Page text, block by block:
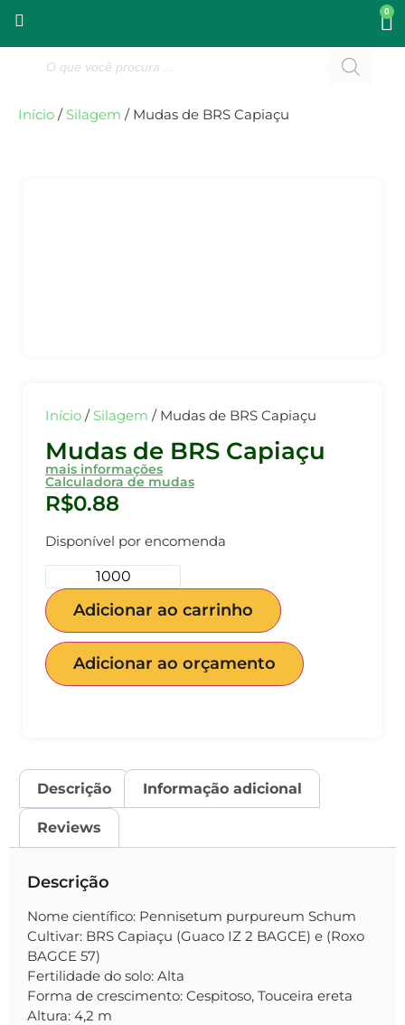
0
Início / Silagem / Mudas de BRS Capiaçu
Início / Silagem / Mudas de BRS Capiaçu
Mudas de BRS Capiaçu
mais informações
Calculadora de mudas
R$0.88
Disponível por encomenda
Adicionar ao carrinho
Adicionar ao orçamento
Descrição Informação adicional
Reviews
Descrição
Nome científico: Pennisetum purpureum Schum
Cultivar: BRS Capiaçu (Guaco IZ 2 BAGCE) e (Roxo
BAGCE 57)
Fertilidade do solo: Alta
Forma de crescimento: Cespitoso, Touceira ereta
Altura: 4,2 m